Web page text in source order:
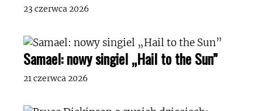
23 czerwca 2026
Samael: nowy singiel „Hail to the Sun”
21 czerwca 2026